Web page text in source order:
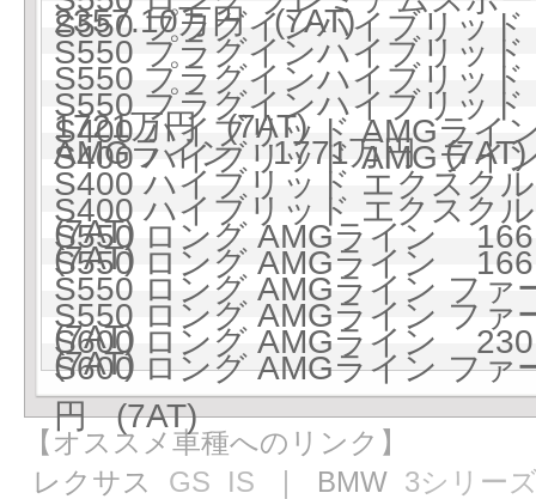
2357.10万円 (7AT)
S550 プラグインハイブリッ
S550 プラグインハイブリッ
S550 プラグインハイブリッ
1721万円 (7AT)
S550 プラグインハイブリッ
AMGライン 1771万円 (7AT)
S400 ハイブリッド AMGラ
S400 ハイブリッド AMGラ
S400 ハイブリッド エクス
(7AT)
S400 ハイブリッド エクス
(7AT)
S550 ロング AMGライン
S550 ロング AMGライン
S550 ロング AMGライン フ
(7AT)
S550 ロング AMGライン フ
(7AT)
S600 ロング AMGライン
S600 ロング AMGライン フ
円 (7AT)
【オススメ車種へのリンク】
レクサス GS IS ｜ BMW 3シリー